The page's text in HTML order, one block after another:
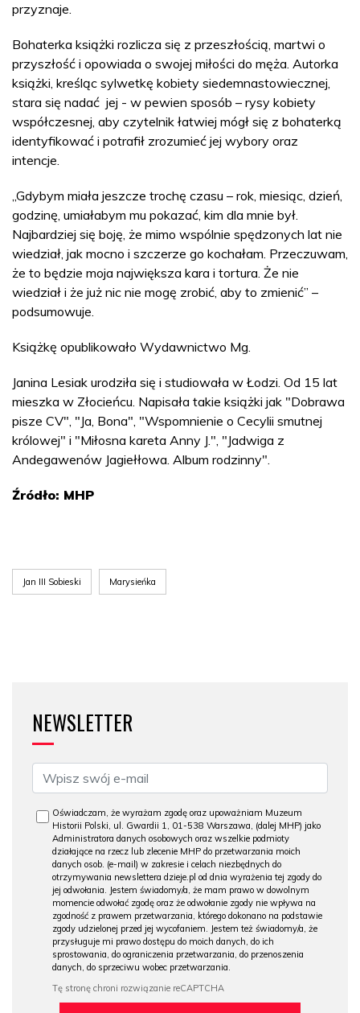
przyznaje.
Bohaterka książki rozlicza się z przeszłością, martwi o
przyszłość i opowiada o swojej miłości do męża. Autorka
książki, kreśląc sylwetkę kobiety siedemnastowiecznej,
stara się nadać jej - w pewien sposób – rysy kobiety
współczesnej, aby czytelnik łatwiej mógł się z bohaterką
identyfikować i potrafił zrozumieć jej wybory oraz
intencje.
„Gdybym miała jeszcze trochę czasu – rok, miesiąc, dzień,
godzinę, umiałabym mu pokazać, kim dla mnie był.
Najbardziej się boję, że mimo wspólnie spędzonych lat nie
wiedział, jak mocno i szczerze go kochałam. Przeczuwam,
że to będzie moja największa kara i tortura. Że nie
wiedział i że już nic nie mogę zrobić, aby to zmienić” –
podsumowuje.
Książkę opublikowało Wydawnictwo Mg.
Janina Lesiak urodziła się i studiowała w Łodzi. Od 15 lat
mieszka w Złocieńcu. Napisała takie książki jak "Dobrawa
pisze CV", "Ja, Bona", "Wspomnienie o Cecylii smutnej
królowej" i "Miłosna kareta Anny J.", "Jadwiga z
Andegawenów Jagiełłowa. Album rodzinny".
Źródło: MHP
Jan III Sobieski Marysieńka
NEWSLETTER
Oświadczam, że wyrażam zgodę oraz upoważniam Muzeum
Historii Polski, ul. Gwardii 1, 01-538 Warszawa, (dalej MHP) jako
Administratora danych osobowych oraz wszelkie podmioty
działające na rzecz lub zlecenie MHP do przetwarzania moich
danych osob. (e-mail) w zakresie i celach niezbędnych do
otrzymywania newslettera dzieje.pl od dnia wyrażenia tej zgody do
jej odwołania. Jestem świadomy/a, że mam prawo w dowolnym
momencie odwołać zgodę oraz że odwołanie zgody nie wpływa na
zgodność z prawem przetwarzania, którego dokonano na podstawie
zgody udzielonej przed jej wycofaniem. Jestem też świadomy/a, że
przysługuje mi prawo dostępu do moich danych, do ich
sprostowania, do ograniczenia przetwarzania, do przenoszenia
danych, do sprzeciwu wobec przetwarzania.